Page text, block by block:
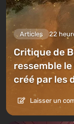
Articles 22
Critique de
ressemble
créé par les
Laisser un